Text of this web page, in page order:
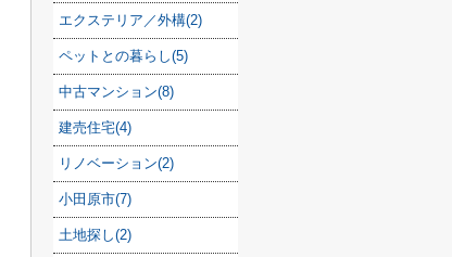
エクステリア／外構(2)
ペットとの暮らし(5)
中古マンション(8)
建売住宅(4)
リノベーション(2)
小田原市(7)
土地探し(2)